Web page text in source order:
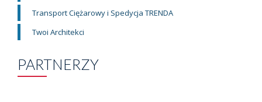
Transport Ciężarowy i Spedycja TRENDA
Twoi Architekci
PARTNERZY